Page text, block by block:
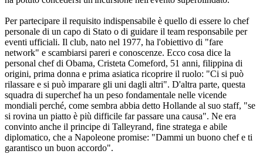
Per partecipare il requisito indispensabile è quello di essere lo chef
personale di un capo di Stato o di guidare il team responsabile per
eventi ufficiali. Il club, nato nel 1977, ha l'obiettivo di "fare
network" e scambiarsi pareri e conoscenze. Ecco cosa dice la
personal chef di Obama, Cristeta Comeford, 51 anni, filippina di
origini, prima donna e prima asiatica ricoprire il ruolo: "Ci si può
rilassare e si può imparare gli uni dagli altri". D'altra parte, questa
squadra di superchef ha un peso fondamentale nelle vicende
mondiali perché, come sembra abbia detto Hollande al suo staff, "se
si rovina un piatto è più difficile far passare una causa". Ne era
convinto anche il principe di Talleyrand, fine stratega e abile
diplomatico, che a Napoleone promise: "Dammi un buono chef e ti
garantisco un buon accordo".